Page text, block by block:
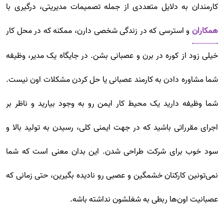
کارمندان به دلایل متعددی از جمله تصمیمات مدیریتی، درگیری با
همکاران و استرسی که در زندگی شخصی دارن، ممکنه که در محل کار
خیلی زود از کوره در برن و عصبانی بشن. در جایگاه یک مدیر، وظیفه
شما مشاوره دادن به کارمند عصبانی یا حل کردن مشکلات اون‌ نیست.
شما وظیفه دارید یک محیط کار ایمن رو به وجود بیارید و ناظر بر
اجرای مقرراتی باشید که در جهت ایمنی کلی، رسیدن به تولید بالا و
سود خوب برای شرکت طراحی شدن. این بدان معنی است که شما
نمی‌تونین کارکنان خشمگین و عصبی رو نادیده بگیرین، حتی زمانی که
عصبانیت اون‌ها ربطی به شغلشون نداشته باشه.